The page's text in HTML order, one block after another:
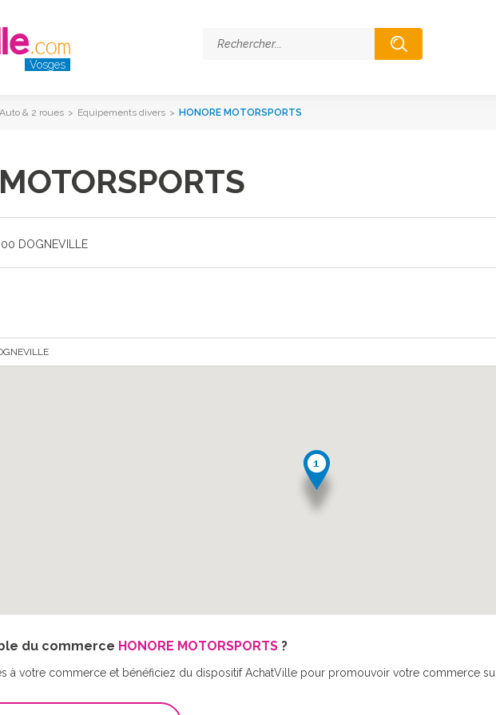
Vosges
Auto & 2 roues > Equipements divers > HONORE MOTORSPORTS
DOGNEVILLE
du commerce HONORE MOTORSPORTS ?
à votre commerce et bénéficiez du dispositif AchatVille pour promouvoir votre commerce